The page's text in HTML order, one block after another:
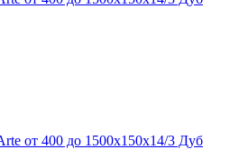
от 400 до 1500х150х14/3 Дуб